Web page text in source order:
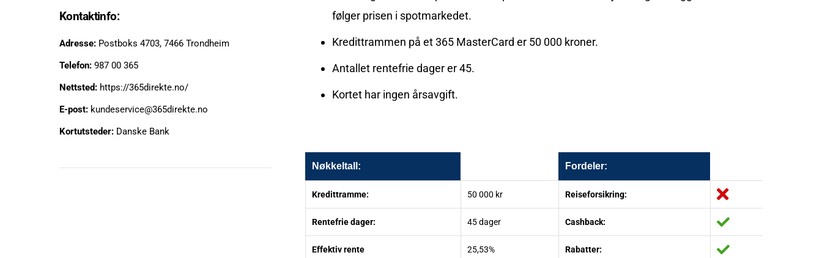
Kontaktinfo:
Adresse: Postboks 4703, 7466 Trondheim
Telefon: 987 00 365
Nettsted: https://365direkte.no/
E-post: kundeservice@365direkte.no
Kortutsteder: Danske Bank
følger prisen i spotmarkedet.
Kredittrammen på et 365 MasterCard er 50 000 kroner.
Antallet rentefrie dager er 45.
Kortet har ingen årsavgift.
Nøkkeltall: Fordeler:
Kredittramme: 50 000 kr Reiseforsikring:
Rentefrie dager: 45 dager Cashback:
Effektiv rente 25,53% Rabatter: